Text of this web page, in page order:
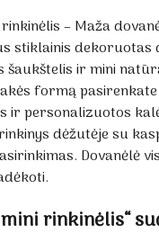
– Maža
stiklainis dekoruotas
šaukštelis ir mini
formą
ir personalizuotos
dėžutėje su
Dovanėlė
mini rinkinėlis“